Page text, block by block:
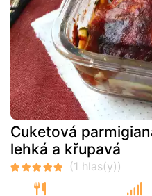
Cuketová
lehká a křupavá